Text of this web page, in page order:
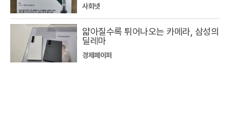
사회넷
얇아질수록 튀어나오는 카메라, 삼성의
딜레마
경제페이퍼